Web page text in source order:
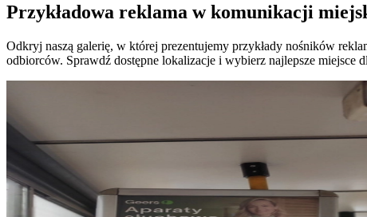
Przykładowa reklama w komunikacji
Odkryj naszą galerię, w której prezentujemy przykłady nośników
odbiorców. Sprawdź dostępne lokalizacje i wybierz najlepsze miejsce